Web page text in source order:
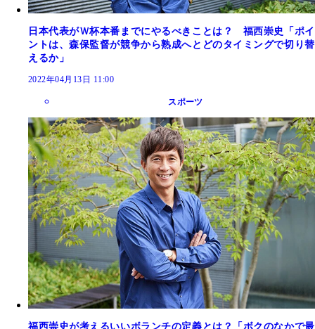
日本代表がＷ杯本番までにやるべきことは？ 福西崇史「ポイ
ントは、森保監督が競争から熟成へとどのタイミングで切り替
えるか」
2022年04月13日 11:00
スポーツ
福西崇史が考えるいいボランチの定義とは？「ボクのなかで最